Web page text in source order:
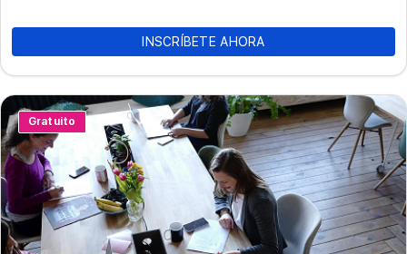
INSCRÍBETE AHORA
Gratuito